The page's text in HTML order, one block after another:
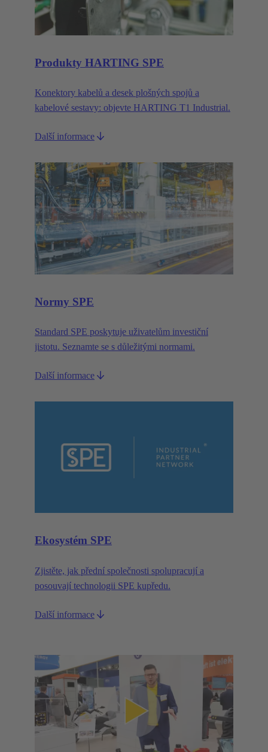
Produkty HARTING SPE
Konektory kabelů a desek plošných spojů a
kabelové sestavy: objevte HARTING T1 Industrial.
Další informace
Normy SPE
Standard SPE poskytuje uživatelům investiční
jistotu. Seznamte se s důležitými normami.
Další informace
Ekosystém SPE
Zjistěte, jak přední společnosti spolupracují a
posouvají technologii SPE kupředu.
Další informace